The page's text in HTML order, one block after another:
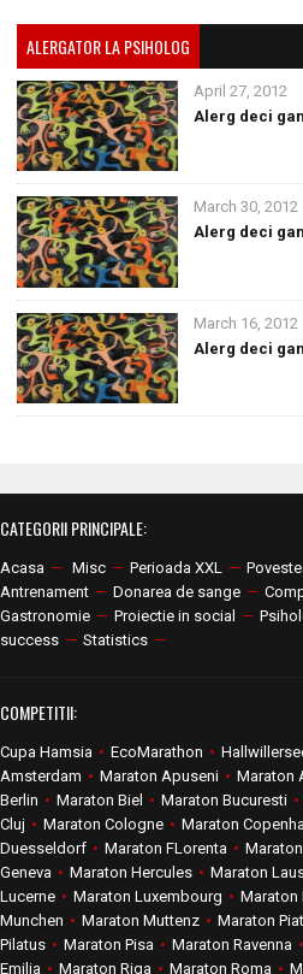
ALERGATOR LA PSIHOLOG
April 27, 2012
Alerg deci
March 30, 2012
Alerg deci
March 16, 2012
Alerg deci
CATEGORII PRINCIPALE:
Acasa — Misc — Perioada XXL —
Antrenament — Donarea de sange —
Gastronomie — Proiectie in social —
success — Statistics —
COMPETITII:
Cupa Hamsia • EcoMarathon •
Amsterdam • Maraton Apuseni • Maraton
Berlin • Maraton Biel • Maraton Bucuresti •
Cluj • Maraton Cologne • Maraton
Duesseldorf • Maraton FLorenta •
Geneva • Maraton Hercules • Maraton
Lucerne • Maraton Luxembourg • Maraton
Munchen • Maraton Muttenz • Maraton
Pilatus • Maraton Pisa • Maraton Ravenna •
Emilia • Maraton Riga • Maraton Roma •